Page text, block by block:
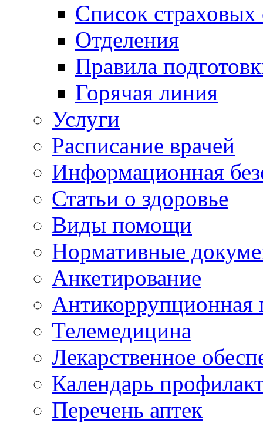
Список страховых
Отделения
Правила
Горячая линия
Услуги
Расписание врачей
Информационная
Статьи о здоровье
Виды помощи
Нормативные
Анкетирование
Антикоррупционная
Телемедицина
Лекарственное
Календарь
Перечень аптек